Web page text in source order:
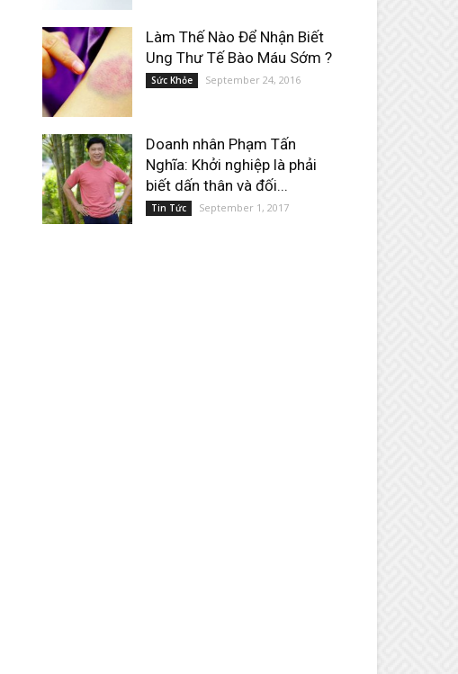
Làm Thế Nào Để Nhận Biết
Ung Thư Tế Bào Máu Sớm ?
Sức Khỏe September 24, 2016
Doanh nhân Phạm Tấn
Nghĩa: Khởi nghiệp là phải
biết dấn thân và đối...
Tin Tức September 1, 2017